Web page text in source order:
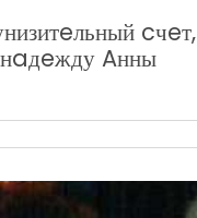
cчeт,
Aнны